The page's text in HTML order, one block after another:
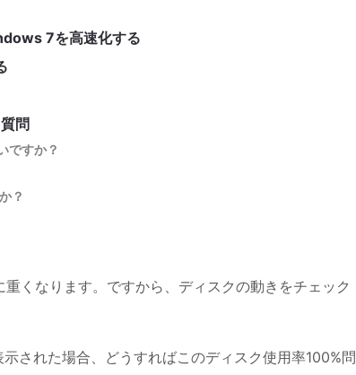
7を高速化する
問
ですか？
？
くなります。ですから、ディスクの動きをチェック
された場合、どうすればこのディスク使用率100%問